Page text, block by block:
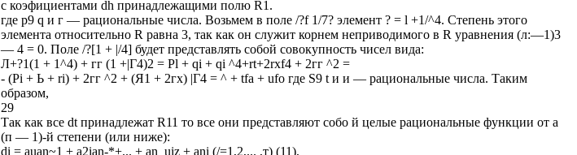
с коэфициентами dh принадлежащими полю R1.
где р9 q и г — рациональные числа. Возьмем в поле /?f 1/7? элемент ? = l +1/^4. Степень этого
элемента относительно R равна 3, так как он служит корнем неприводимого в R уравнения (л:—1)3
— 4 = 0. Поле /?[1 + |/4] будет представлять собой совокупность чисел вида:
Л+?1(1 + 1^4) + гг (1 +|Г4)2 = Pl + qi + qi ^4+rt+2rxf4 + 2гг ^2 =
- (Pi + Ь + ri) + 2гг ^2 + (Я1 + 2гх) |Г4 = ^ + tfa + ufo где S9 t и и — рациональные числа. Таким
образом,
29
Так как все dt принадлежат R11 то все они представляют собо й целые рациональные функции от а
(п — 1)-й степени (или ниже):
di = auan~1 + a2ian-*+... + an_uiz + ani (/=1,2,... ,т) (11),